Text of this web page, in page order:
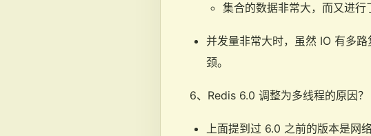
集合的数据非常大，而又进行
并发量非常大时，虽然 IO 有多
颈。
6、Redis 6.0 调整为多线程的原因？
上面提到过 6.0 之前的版本是网